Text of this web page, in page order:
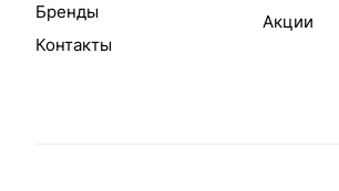
Бренды
Контакты
Акции